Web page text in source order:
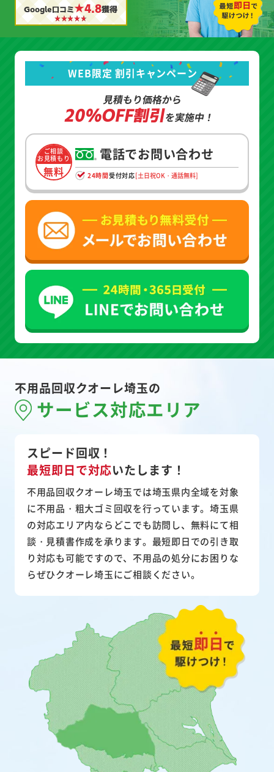
Google口コミ★4.8獲得
WEB限定 割引キャンペーン
見積もり価格から
20%OFF割引を実施中！
ご相談
お見積もり
無料
電話でお問い合わせ
24時間受付対応[土日祝OK・通話無料]
不用品回収クオーレ埼玉の
サービス対応エリア
スピード回収！
最短即日で対応いたします！
不用品回収クオーレ埼玉では埼玉県内全域を対象
に不用品・粗大ゴミ回収を行っています。埼玉県
の対応エリア内ならどこでも訪問し、無料にて相
談・見積書作成を承ります。最短即日での引き取
り対応も可能ですので、不用品の処分にお困りな
らぜひクオーレ埼玉にご相談ください。